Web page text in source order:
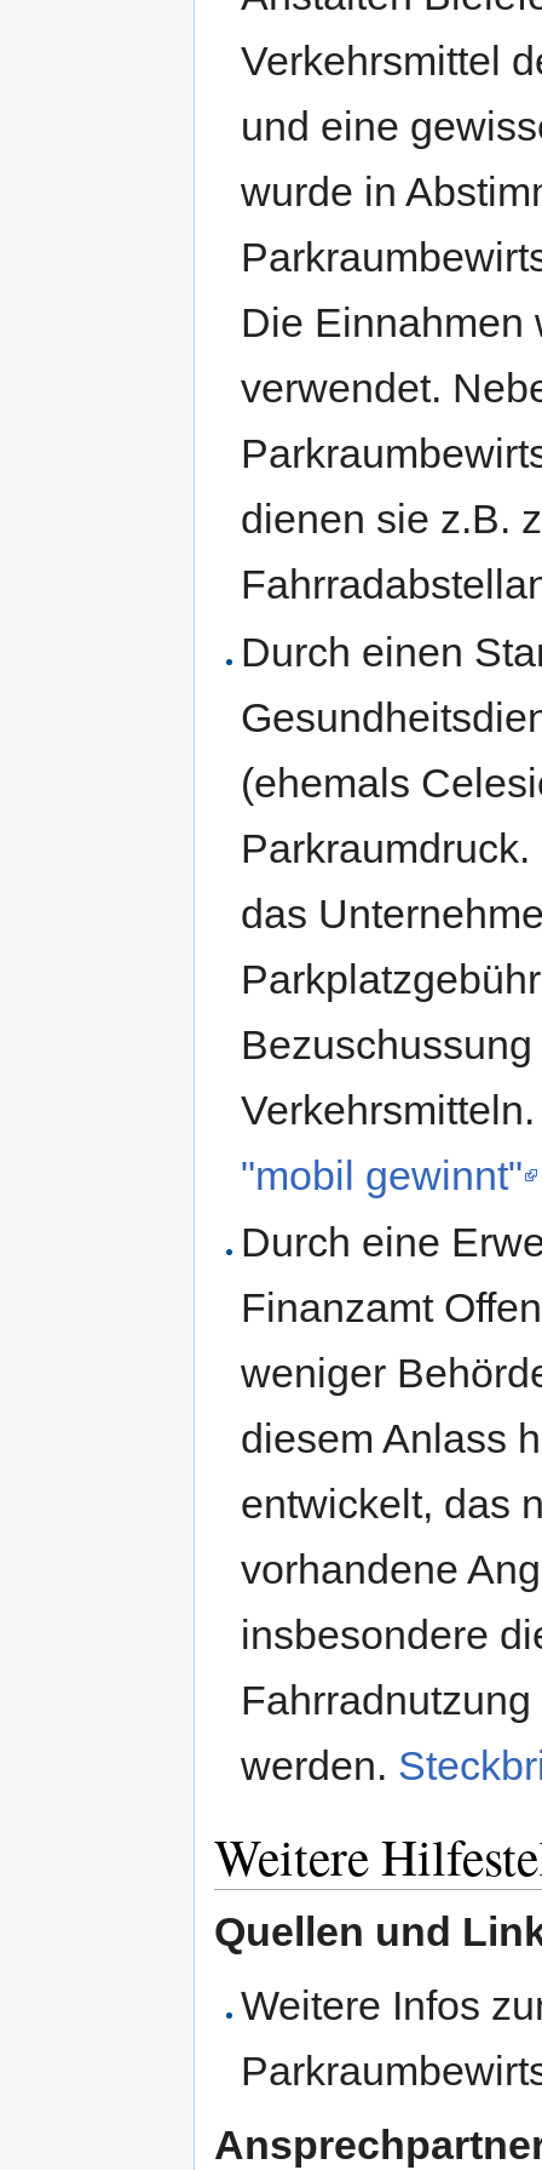
Verkehrsmittel
und eine
wurde in
Die Einnahmen
verwendet.
dienen sie z.B.
Durch einen
(ehemals
das
"mobil gewinnt"
Durch eine
Finanzamt
weniger
diesem Anlass
entwickelt, das
vorhandene
insbesondere
werden.
Weitere
Quellen und
Weitere Infos